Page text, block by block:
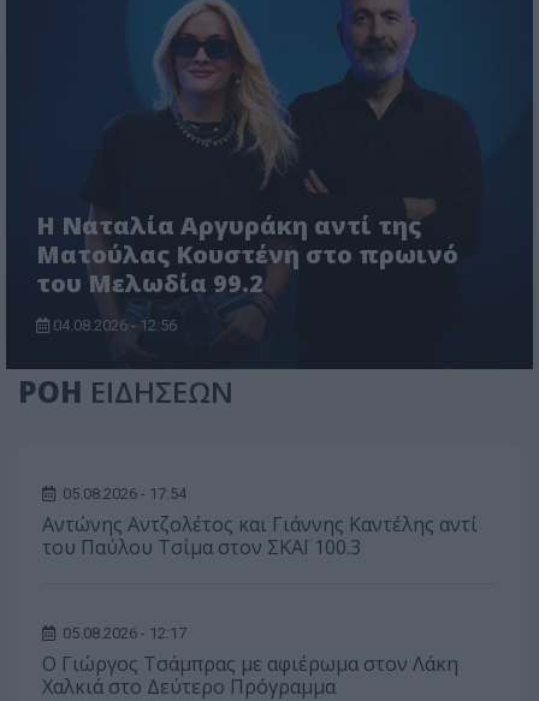
Η Ναταλία Αργυράκη αντί της
Ματούλας Κουστένη στο πρωινό
του Μελωδία 99.2
04.08.2026 - 12:56
ΡΟΗ ΕΙΔΗΣΕΩΝ
05.08.2026 - 17:54
Αντώνης Αντζολέτος και Γιάννης Καντέλης αντί
του Παύλου Τσίμα στον ΣΚΑΪ 100.3
05.08.2026 - 12:17
O Γιώργος Τσάμπρας με αφιέρωμα στον Λάκη
Χαλκιά στο Δεύτερο Πρόγραμμα